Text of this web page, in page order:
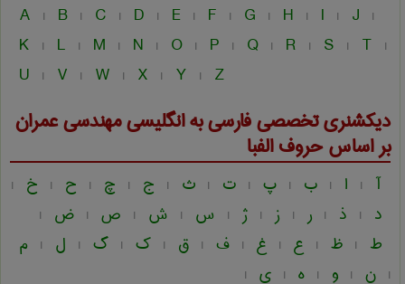
A | B | C | D | E | F | G | H | I | J |
K | L | M | N | O | P | Q | R | S | T |
U | V | W | X | Y | Z
دیکشنری تخصصی فارسی به انگلیسیمهندسی عمران
بر اساس حروف الفبا
آ | ا | ب | پ | ت | ث | ج | چ | ح | خ |
د | ذ | ر | ز | ژ | س | ش | ص | ض |
ط | ظ | ع | غ | ف | ق | ک | گ | ل | م
| ن | و | ه | ی |